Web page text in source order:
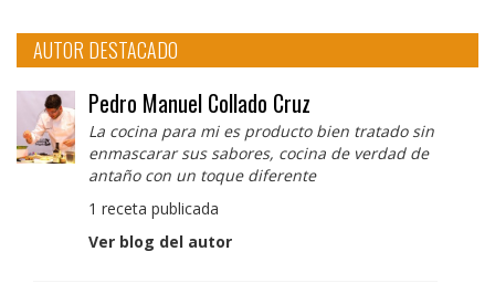
AUTOR DESTACADO
Pedro Manuel Collado Cruz
La cocina para mi es producto bien tratado sin
enmascarar sus sabores, cocina de verdad de
antaño con un toque diferente
1 receta publicada
Ver blog del autor